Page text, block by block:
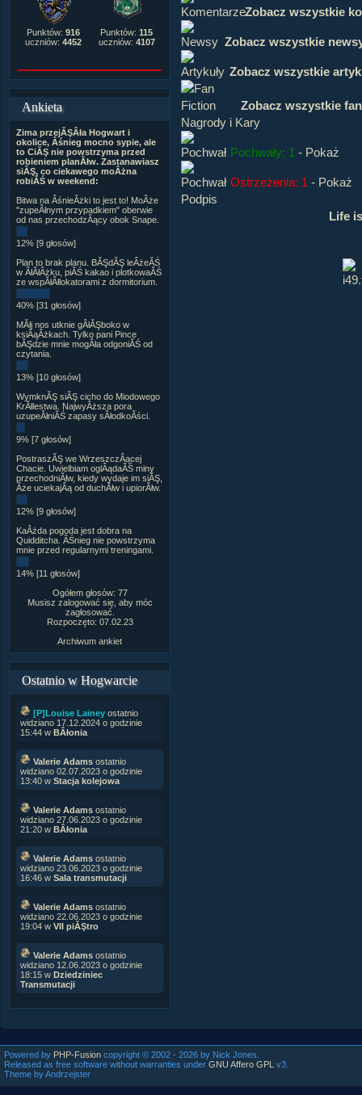
Punktów: 916
uczniów: 4452
Punktów: 115
uczniów: 4107
Ankieta
Zima przejĂŞÂła Hogwart i
okolice, Âśnieg mocno sypie, ale
to CiĂŞ nie powstrzyma przed
robieniem planĂłw. Zastanawiasz
siĂŞ, co ciekawego moÂżna
robiĂŚ w weekend:
Bitwa na ÂśnieÂżki to jest to! MoÂże
"zupeÂłnym przypadkiem" oberwie
od nas przechodzÂący obok Snape.
12% [9 głosów]
Plan to brak planu. BĂŞdĂŞ leÂżeĂŚ
w ÂłĂłÂżku, piĂŚ kakao i plotkowaĂŚ
ze wspĂłÂłlokatorami z dormitorium.
40% [31 głosów]
MĂłj nos utknie gÂłĂŞboko w
ksiÂąÂżkach. Tylko pani Pince
bĂŞdzie mnie mogÂła odgoniĂŚ od
czytania.
13% [10 głosów]
WymknĂŞ siĂŞ cicho do Miodowego
KrĂłlestwa. NajwyÂższa pora
uzupeÂłniĂŚ zapasy sÂłodkoÂści.
9% [7 głosów]
PostraszĂŞ we WrzeszczÂącej
Chacie. Uwielbiam oglÂądaĂŚ miny
przechodniĂłw, kiedy wydaje im siĂŞ,
Âże uciekajÂą od duchĂłw i upiorĂłw.
12% [9 głosów]
KaÂżda pogoda jest dobra na
Quidditcha. ÂŚnieg nie powstrzyma
mnie przed regularnymi treningami.
14% [11 głosów]
Ogółem głosów: 77
Musisz zalogować się, aby móc
zagłosować.
Rozpoczęto: 07.02.23
Archiwum ankiet
Ostatnio w Hogwarcie
[P]Louise Lainey ostatnio
widziano 17.12.2024 o godzinie
15:44 w BÂłonia
Valerie Adams ostatnio
widziano 02.07.2023 o godzinie
13:40 w Stacja kolejowa
Valerie Adams ostatnio
widziano 27.06.2023 o godzinie
21:20 w BÂłonia
Valerie Adams ostatnio
widziano 23.06.2023 o godzinie
16:46 w Sala transmutacji
Valerie Adams ostatnio
widziano 22.06.2023 o godzinie
19:04 w VII piĂŞtro
Valerie Adams ostatnio
widziano 12.06.2023 o godzinie
18:15 w Dziedziniec
Transmutacji
Zobacz wszystkie
Zobacz wszystkie
Zobacz wszystkie
Zobacz wszystkie
Nagrody i Kary
Pochwały: 1 - Pokaż
Ostrzeżenia: 1 - Pokaż
Podpis
Life
Powered by PHP-Fusion copyright © 2002 - 2026 by Nick Jones.
Released as free software without warranties under GNU Affero GPL
v3.
Theme by Andrzejster